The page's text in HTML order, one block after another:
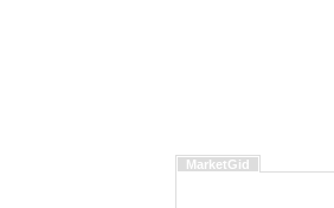
MarketGid